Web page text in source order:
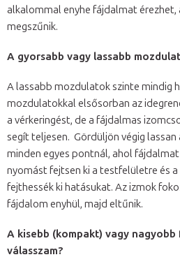
alkalommal enyhe fájdalmat
megszűnik.
A gyorsabb vagy lassabb
A lassabb mozdulatok szinte mindig
mozdulatokkal elsősorban az
a vérkeringést, de a fájdalmas
segít teljesen. Gördüljön végig lassan
minden egyes pontnál, ahol fájdalmat
nyomást fejtsen ki a testfelületre és
fejthessék ki hatásukat. Az izmok
fájdalom enyhül, majd eltűnik.
A kisebb (kompakt) vagy nagyobb
válasszam?